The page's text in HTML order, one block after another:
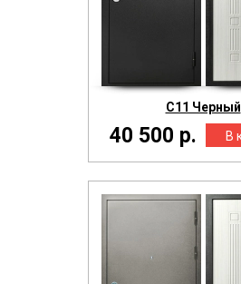
С11 Черный
40 500 р.